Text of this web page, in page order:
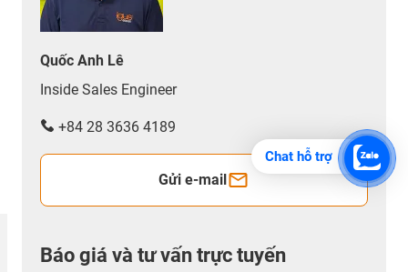
Quốc Anh Lê
Inside Sales Engineer
+84 28 3636 4189
Gửi e-mail
Báo giá và tư vấn trực tuyến
Chat hỗ trợ